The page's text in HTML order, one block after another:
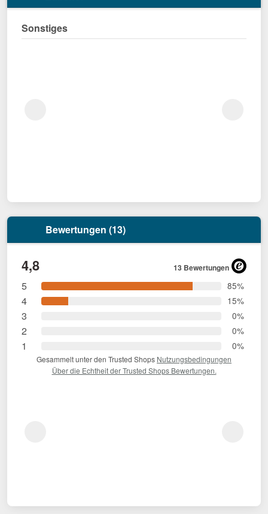
Sonstiges
Bewertungen (13)
4,8 13 Bewertungen
5 85%
4 15%
3 0%
2 0%
1 0%
Gesammelt unter den Trusted Shops Nutzungsbedingungen
Über die Echtheit der Trusted Shops Bewertungen.